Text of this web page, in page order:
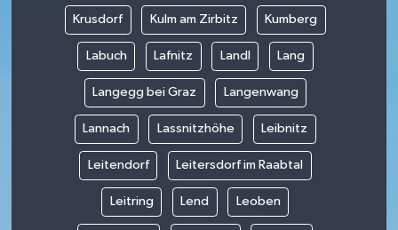
Krusdorf Kulm am Zirbitz Kumberg
Labuch Lafnitz Landl Lang
Langegg bei Graz Langenwang
Lannach Lassnitzhöhe Leibnitz
Leitendorf Leitersdorf im Raabtal
Leitring Lend Leoben